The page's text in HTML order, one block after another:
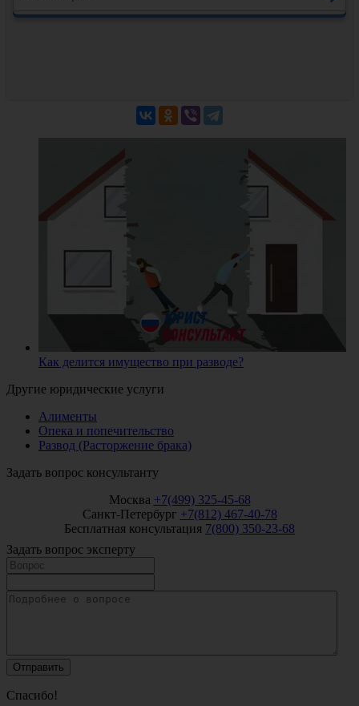
Как делится имущество при разводе?
Другие юридические услуги
Алименты
Опека и попечительство
Развод (Расторжение брака)
Задать вопрос консультанту
Москва +7(499) 325-45-68
Санкт-Петербург +7(812) 467-40-78
Бесплатная консультация 7(800) 350-23-68
Задать вопрос эксперту
Спасибо!